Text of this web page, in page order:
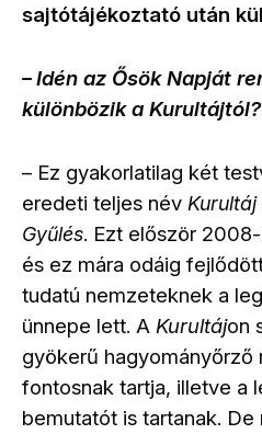
sajtótájékoztató után
–Idén az Ősök Napját
különbözik a Kurultájtól?
– Ez gyakorlatilag két
eredeti teljes név Kurultáj
Gyűlés. Ezt először
és ez mára odáig
tudatú nemzeteknek a
ünnepe lett. A Kurultájon
gyökerű
fontosnak tartja, illetve a
bemutatót is tartanak.